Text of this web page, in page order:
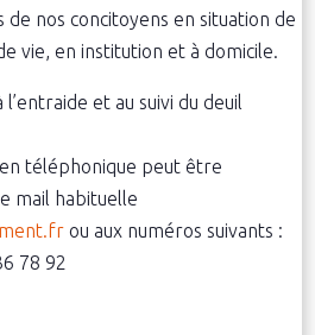
de nos concitoyens en situation de
vie, en institution et à domicile.
et au suivi du deuil
téléphonique peut être
mail habituelle
ou aux numéros suivants :
78 92